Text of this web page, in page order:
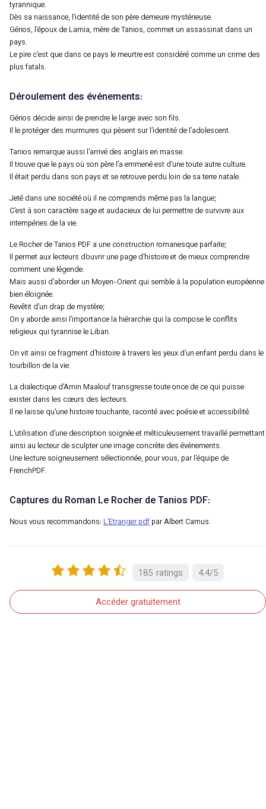
tyrannique.
Dès sa naissance, l’identité de son père demeure mystérieuse.
Gérios, l’époux de Lamia, mère de Tanios, commet un assassinat dans un
pays.
Le pire c’est que dans ce pays le meurtre est considéré comme un crime des
plus fatals.
Déroulement des événements:
Gérios décide ainsi de prendre le large avec son fils.
Il le protéger des murmures qui pèsent sur l’identité de l’adolescent.
Tanios remarque aussi l’arrivé des anglais en masse.
Il trouve que le pays où son père l’a emmené est d’une toute autre culture.
Il était perdu dans son pays et se retrouve perdu loin de sa terre natale.
Jeté dans une société où il ne comprends même pas la langue;
C’est à son caractère sage et audacieux de lui permettre de survivre aux
intempéries de la vie.
Le Rocher de Tanios PDF a une construction romanesque parfaite;
Il permet aux lecteurs d’ouvrir une page d’histoire et de mieux comprendre
comment une légende.
Mais aussi d’aborder un Moyen-Orient qui semble à la population européenne
bien éloignée.
Revêtit d’un drap de mystère;
On y aborde ainsi l’importance la hiérarchie qui la compose le conflits
religieux qui tyrannise le Liban.
On vit ainsi ce fragment d’histoire à travers les yeux d’un enfant perdu dans le
tourbillon de la vie.
La dialectique d’Amin Maalouf transgresse toute once de ce qui puisse
exister dans les cœurs des lecteurs.
Il ne laisse qu’une histoire touchante, raconté avec poésie et accessibilité.
L’utilisation d’une description soignée et méticuleusement travaillé permettant
ainsi au lecteur de sculpter une image concrète des événements.
Une lecture soigneusement sélectionnée, pour vous, par l’équipe de
FrenchPDF.
Captures du Roman Le Rocher de Tanios PDF:
Nous vous recommandons: L’Etranger pdf par Albert Camus.
Accéder gratuitement
4.4/5
185 ratings